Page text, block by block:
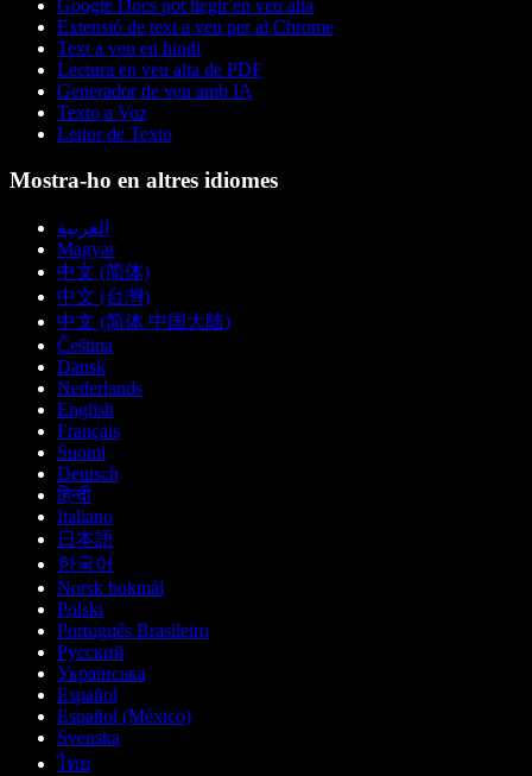
Google Docs pot llegir en veu alta
Extensió de text a veu per al Chrome
Text a veu en hindi
Lectura en veu alta de PDF
Generador de veu amb IA
Texto a Voz
Leitor de Texto
Mostra-ho en altres idiomes
العربية
Magyar
中文 (简体)
中文 (台灣)
中文 (简体 中国大陆)
Čeština
Dansk
Nederlands
English
Français
Suomi
Deutsch
हिन्दी
Italiano
日本語
한국어
Norsk bokmål
Polski
Português Brasileiro
Русский
Українська
Español
Español (México)
Svenska
ไทย